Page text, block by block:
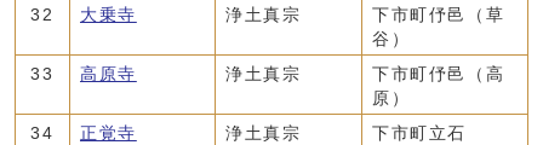
32
大乗寺 浄土真宗
下市町伃邑（草
谷）
33
高原寺 浄土真宗
下市町伃邑（高
原）
34
正覚寺 浄土真宗 下市町立石